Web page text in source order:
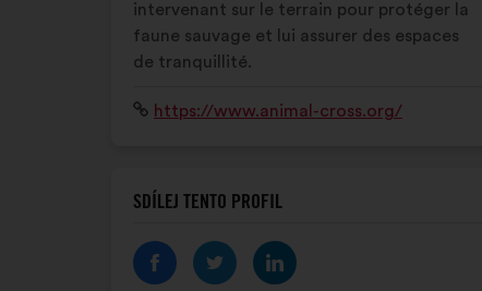
intervenant sur le terrain pour protéger la
faune sauvage et lui assurer des espaces
de tranquillité.
Internetová
https://www.animal-cross.org/
SDÍLEJ TENTO PROFIL